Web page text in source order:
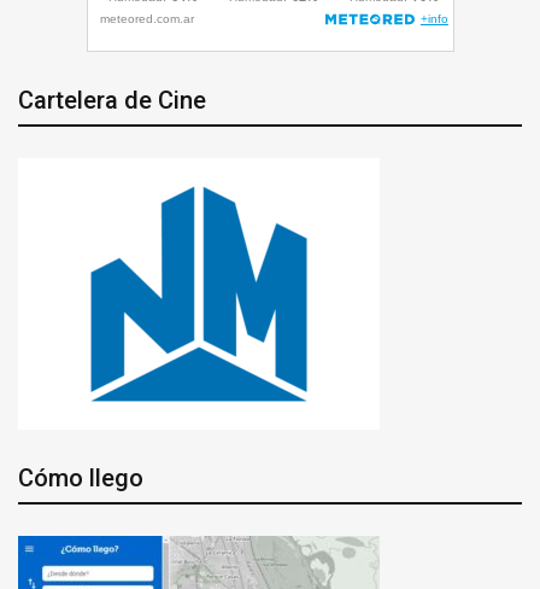
Cartelera de Cine
Cómo llego